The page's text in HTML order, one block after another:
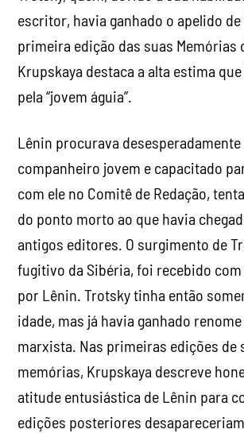
escritor, havia ganhado o apelido de
primeira edição das suas Memórias
Krupskaya destaca a alta estima
pela “jovem águia”.
Lênin procurava desesperadamente
companheiro jovem e capacitado
com ele no Comitê de Redação,
do ponto morto ao que havia
antigos editores. O surgimento de
fugitivo da Sibéria, foi recebido
por Lênin. Trotsky tinha então
idade, mas já havia ganhado
marxista. Nas primeiras edições de
memórias, Krupskaya descreve
atitude entusiástica de Lênin para
edições posteriores